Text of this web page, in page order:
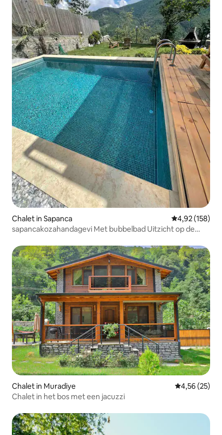
Chalet in Sapanca Gemiddelde
4,92 (158)
sapancakozahandagevi Met bubbelbad Uitzicht op de
Chalet in Muradiye Gemiddelde
4,56 (25)
Chalet in het bos met een jacuzzi